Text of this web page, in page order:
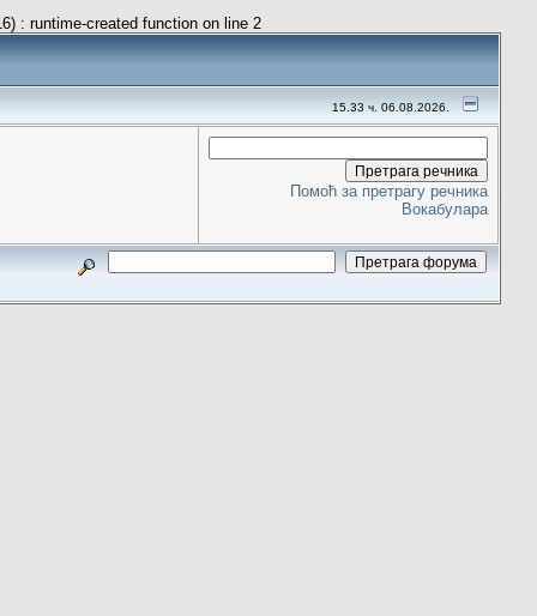
: runtime-created function on line 2
15.33 ч. 06.08.2026.
Помоћ за претрагу речника
Вокабулара